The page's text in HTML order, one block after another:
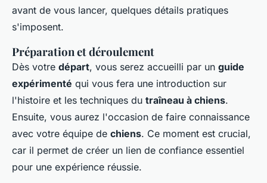
avant de vous lancer, quelques détails pratiques
s'imposent.
Préparation et déroulement
Dès votre départ, vous serez accueilli par un guide
expérimenté qui vous fera une introduction sur
l'histoire et les techniques du traîneau à chiens.
Ensuite, vous aurez l'occasion de faire connaissance
avec votre équipe de chiens. Ce moment est crucial,
car il permet de créer un lien de confiance essentiel
pour une expérience réussie.